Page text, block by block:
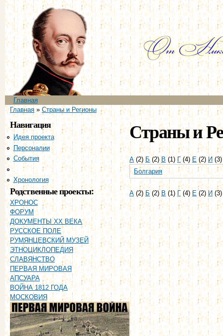
Главное меню
Главная
Вы здесь
Главная» Страны и Регионы
Навигация
Идея проекта
Персоналии
События
Страны и регионы
Хронология
Родственные проекты:
ХРОНОС
ФОРУМ
ДОКУМЕНТЫ XX ВЕКА
РУССКОЕ ПОЛЕ
РУМЯНЦЕВСКИЙ МУЗЕЙ
ЭТНОЦИКЛОПЕДИЯ
СЛАВЯНСТВО
ПЕРВАЯ МИРОВАЯ
АПСУАРА
ВОЙНА 1812 ГОДА
МОСКОВИЯ
Страны и
А(2)Б(2)В(1) Г(4) Е (2) И
Болгария
А(2)Б(2)В(1)Г (4)Е (2)И